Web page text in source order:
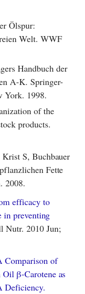
Ölspur:
Welt. WWF
Handbuch der
A-K. Springer-
York. 1998.
of the
products.
S, Buchbauer
Fette
2008.
efficacy to
in preventing
Nutr. 2010 Jun;
Comparison of
β-Carotene as
Deficiency.